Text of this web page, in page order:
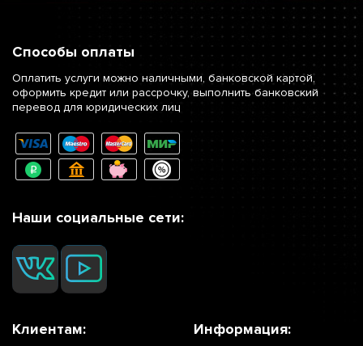
Способы оплаты
Оплатить услуги можно наличными, банковской картой,
оформить кредит или рассрочку, выполнить банковский
перевод для юридических лиц
Наши социальные сети:
Клиентам: Информация: